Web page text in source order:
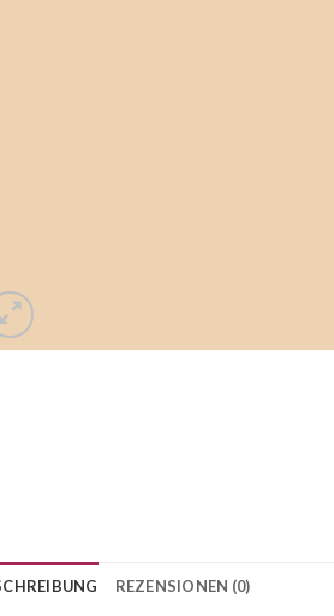
REZENSIONEN (0)